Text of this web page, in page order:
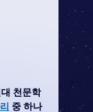
천문학
중 하나